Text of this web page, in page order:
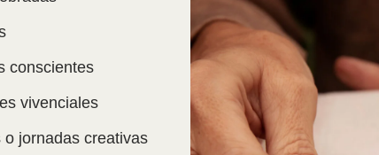
conscientes
vivenciales
jornadas creativas